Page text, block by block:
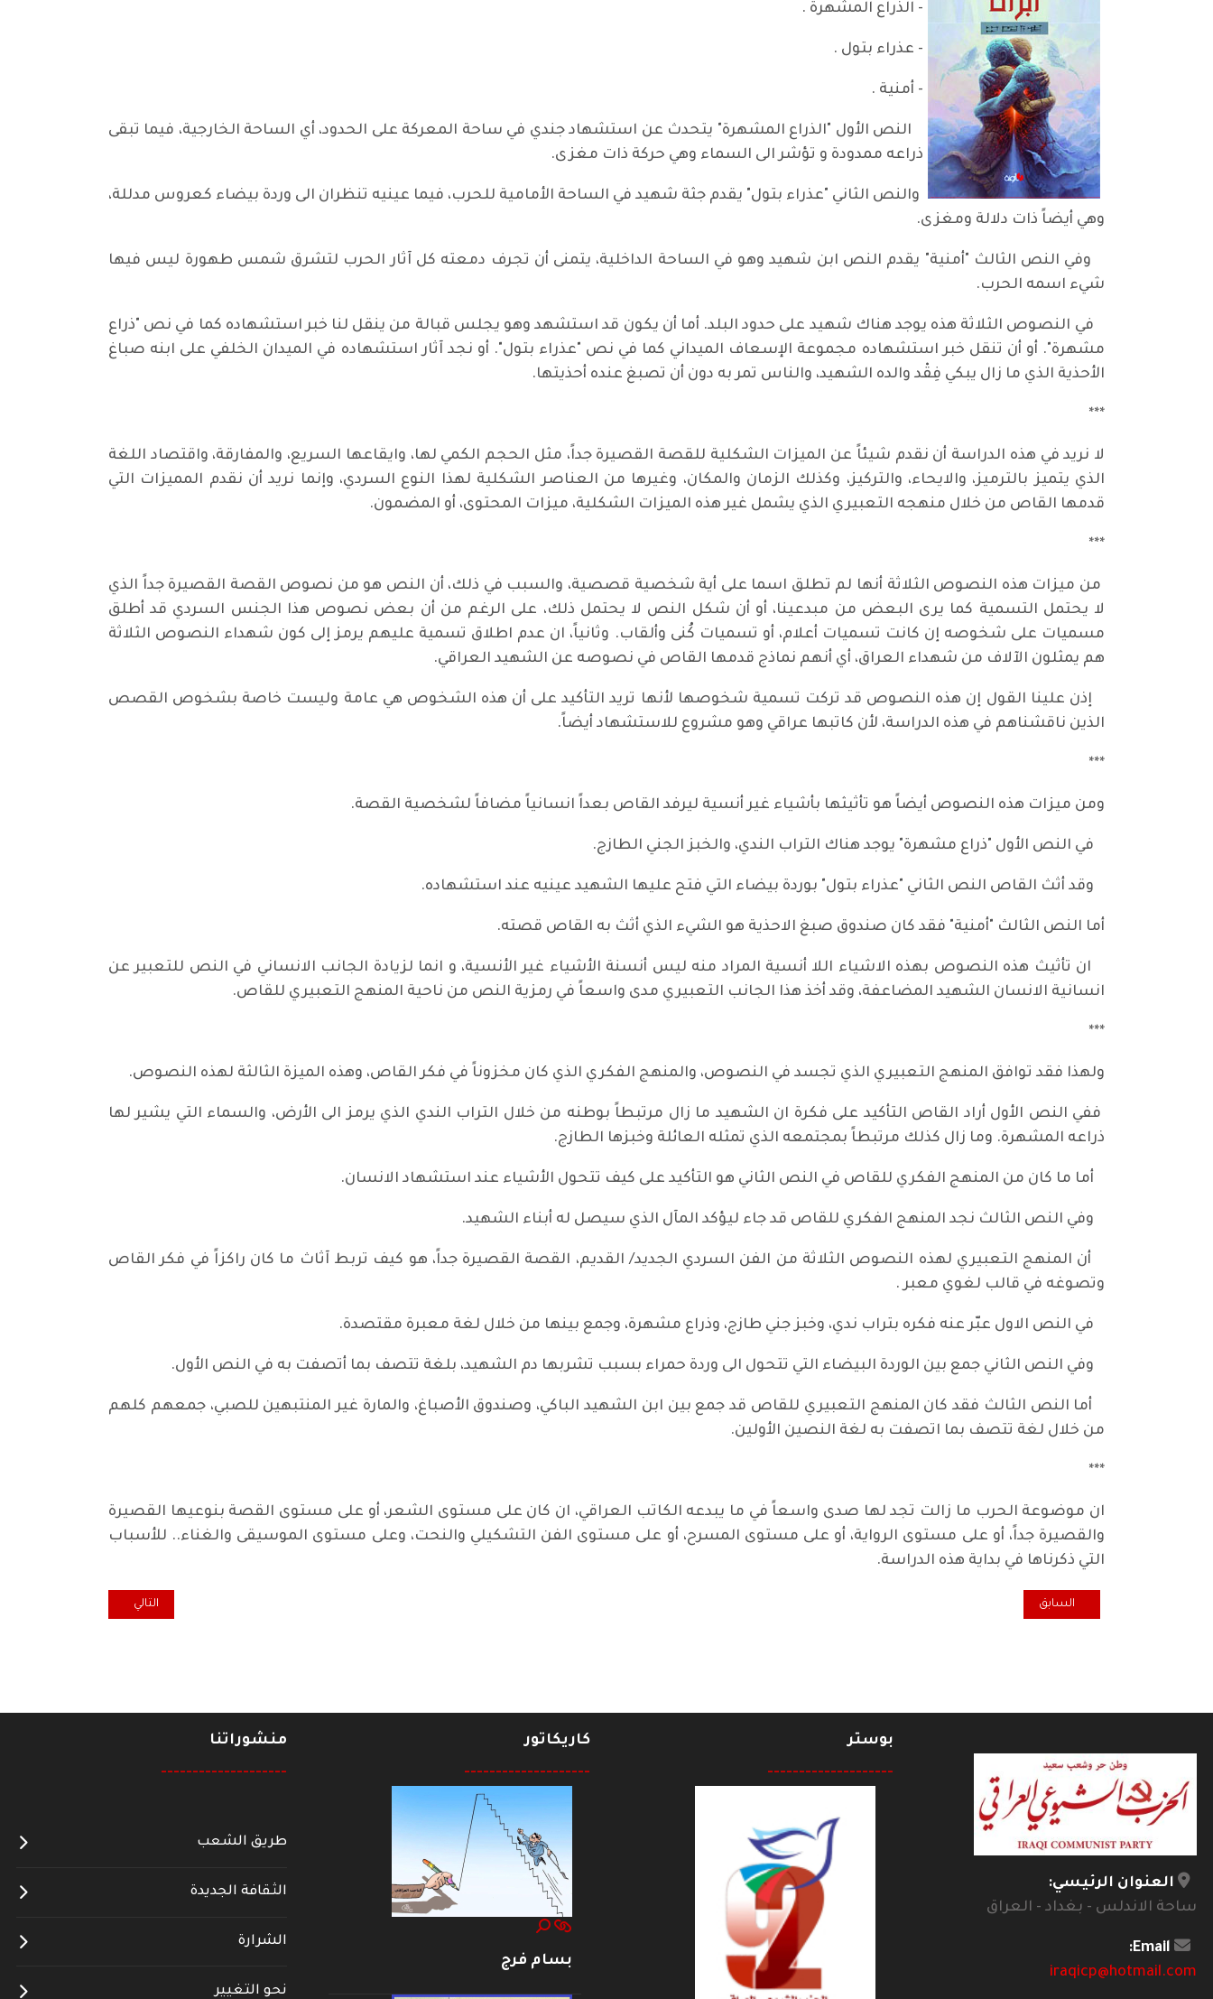
- الذراع المشهرة .
- عذراء بتول .
- أمنية .
النص الأول "الذراع المشهرة" يتحدث عن استشهاد جندي في ساحة المعركة على الحدود، أي الساحة الخارجية، فيما تبقى
ذراعه ممدودة و تؤشر الى السماء وهي حركة ذات مغزى.
والنص الثاني "عذراء بتول" يقدم جثة شهيد في الساحة الأمامية للحرب، فيما عينيه تنظران الى وردة بيضاء كعروس مدللة،
وهي أيضاً ذات دلالة ومغزى.
وفي النص الثالث "أمنية" يقدم النص ابن شهيد وهو في الساحة الداخلية، يتمنى أن تجرف دمعته كل آثار الحرب لتشرق شمس طهورة ليس فيها
شيء اسمه الحرب.
في النصوص الثلاثة هذه يوجد هناك شهيد على حدود البلد. أما أن يكون قد استشهد وهو يجلس قبالة من ينقل لنا خبر استشهاده كما في نص "ذراع
مشهرة". أو أن تنقل خبر استشهاده مجموعة الإسعاف الميداني كما في نص "عذراء بتول". أو نجد آثار استشهاده في الميدان الخلفي على ابنه صباغ
الأحذية الذي ما زال يبكي فِقْد والده الشهيد، والناس تمر به دون أن تصبغ عنده أحذيتها.
***
لا نريد في هذه الدراسة أن نقدم شيئاً عن الميزات الشكلية للقصة القصيرة جداً، مثل الحجم الكمي لها، وايقاعها السريع، والمفارقة، واقتصاد اللغة
الذي يتميز بالترميز، والايحاء، والتركيز، وكذلك الزمان والمكان، وغيرها من العناصر الشكلية لهذا النوع السردي، وإنما نريد أن نقدم المميزات التي
قدمها القاص من خلال منهجه التعبيري الذي يشمل غير هذه الميزات الشكلية، ميزات المحتوى، أو المضمون.
***
من ميزات هذه النصوص الثلاثة أنها لم تطلق اسما على أية شخصية قصصية، والسبب في ذلك، أن النص هو من نصوص القصة القصيرة جداً الذي
لا يحتمل التسمية كما يرى البعض من مبدعينا، أو أن شكل النص لا يحتمل ذلك، على الرغم من أن بعض نصوص هذا الجنس السردي قد أطلق
مسميات على شخوصه إن كانت تسميات أعلام، أو تسميات كُنى وألقاب. وثانياً، ان عدم اطلاق تسمية عليهم يرمز إلى كون شهداء النصوص الثلاثة
هم يمثلون الآلاف من شهداء العراق، أي أنهم نماذج قدمها القاص في نصوصه عن الشهيد العراقي.
إذن علينا القول إن هذه النصوص قد تركت تسمية شخوصها لأنها تريد التأكيد على أن هذه الشخوص هي عامة وليست خاصة بشخوص القصص
الذين ناقشناهم في هذه الدراسة، لأن كاتبها عراقي وهو مشروع للاستشهاد أيضاً.
***
ومن ميزات هذه النصوص أيضاً هو تأثيثها بأشياء غير أنسية ليرفد القاص بعداً انسانياً مضافاً لشخصية القصة.
في النص الأول "ذراع مشهرة" يوجد هناك التراب الندي، والخبز الجني الطازج.
وقد أثث القاص النص الثاني "عذراء بتول" بوردة بيضاء التي فتح عليها الشهيد عينيه عند استشهاده.
أما النص الثالث "أمنية" فقد كان صندوق صبغ الاحذية هو الشيء الذي أثث به القاص قصته.
ان تأثيث هذه النصوص بهذه الاشياء اللا أنسية المراد منه ليس أنسنة الأشياء غير الأنسية، و انما لزيادة الجانب الانساني في النص للتعبير عن
انسانية الانسان الشهيد المضاعفة، وقد أخذ هذا الجانب التعبيري مدى واسعاً في رمزية النص من ناحية المنهج التعبيري للقاص.
***
ولهذا فقد توافق المنهج التعبيري الذي تجسد في النصوص، والمنهج الفكري الذي كان مخزوناً في فكر القاص، وهذه الميزة الثالثة لهذه النصوص.
ففي النص الأول أراد القاص التأكيد على فكرة ان الشهيد ما زال مرتبطاً بوطنه من خلال التراب الندي الذي يرمز الى الأرض، والسماء التي يشير لها
ذراعه المشهرة. وما زال كذلك مرتبطاً بمجتمعه الذي تمثله العائلة وخبزها الطازج.
أما ما كان من المنهج الفكري للقاص في النص الثاني هو التأكيد على كيف تتحول الأشياء عند استشهاد الانسان.
وفي النص الثالث نجد المنهج الفكري للقاص قد جاء ليؤكد المآل الذي سيصل له أبناء الشهيد.
أن المنهج التعبيري لهذه النصوص الثلاثة من الفن السردي الجديد/ القديم، القصة القصيرة جداً، هو كيف تربط آثاث ما كان راكزاً في فكر القاص
وتصوغه في قالب لغوي معبر .
في النص الاول عبّر عنه فكره بتراب ندي، وخبز جني طازج، وذراع مشهرة، وجمع بينها من خلال لغة معبرة مقتصدة.
وفي النص الثاني جمع بين الوردة البيضاء التي تتحول الى وردة حمراء بسبب تشربها دم الشهيد، بلغة تتصف بما أتصفت به في النص الأول.
أما النص الثالث فقد كان المنهج التعبيري للقاص قد جمع بين ابن الشهيد الباكي، وصندوق الأصباغ، والمارة غير المنتبهين للصبي، جمعهم كلهم
من خلال لغة تتصف بما اتصفت به لغة النصين الأولين.
***
ان موضوعة الحرب ما زالت تجد لها صدى واسعاً في ما يبدعه الكاتب العراقي، ان كان على مستوى الشعر، أو على مستوى القصة بنوعيها القصيرة
والقصيرة جداً، أو على مستوى الرواية، أو على مستوى المسرح، أو على مستوى الفن التشكيلي والنحت، وعلى مستوى الموسيقى والغناء.. للأسباب
التي ذكرناها في بداية هذه الدراسة.
المقال السابق: مقهى الثقافة... البيت في تحولاته
السابق المقال التالي: تجليات المكان
التالي
العنوان الرئيسي:
ساحة الاندلس - بغداد - العراق
Email:
iraqicp@hotmail.com
بوستر
--------------------
كاريكاتور
--------------------
بسام فرج
منشوراتنا
--------------------
طريق الشعب
الثقافة الجديدة
الشرارة
نحو التغيير